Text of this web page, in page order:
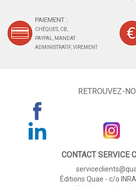
PAIEMENT :
CHÈQUES, CB,
PAYPAL, MANDAT
ADMINISTRATIF, VIREMENT
RETROUVEZ-
CONTACT SERVICE
Éditions Quae - c/o